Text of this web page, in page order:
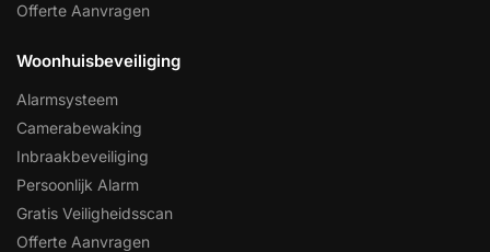
Offerte Aanvragen
Woonhuisbeveiliging
Alarmsysteem
Camerabewaking
Inbraakbeveiliging
Persoonlijk Alarm
Gratis Veiligheidsscan
Offerte Aanvragen